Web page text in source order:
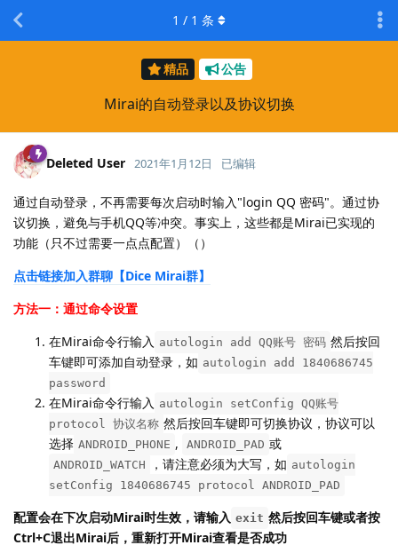
精品 公告
Mirai的自动登录以及协议切换
1 / 1 条
Deleted User 2021年1月12日 已编辑
通过自动登录，不再需要每次启动时输入"login QQ 密码"。通过协
议切换，避免与手机QQ等冲突。事实上，这些都是Mirai已实现的
功能（只不过需要一点点配置）（）
点击链接加入群聊【Dice Mirai群】
方法一：通过命令设置
在Mirai命令行输入 autologin add QQ账号 密码 然后按回
车键即可添加自动登录，如 autologin add 1840686745
password
在Mirai命令行输入 autologin setConfig QQ账号
protocol 协议名称 然后按回车键即可切换协议，协议可以
选择 ANDROID_PHONE , ANDROID_PAD 或
ANDROID_WATCH ，请注意必须为大写，如 autologin
setConfig 1840686745 protocol ANDROID_PAD
配置会在下次启动Mirai时生效，请输入 exit 然后按回车键或者按
Ctrl+C退出Mirai后，重新打开Mirai查看是否成功